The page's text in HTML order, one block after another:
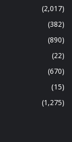
(2,017)
(382)
(890)
(22)
(670)
(15)
(1,275)